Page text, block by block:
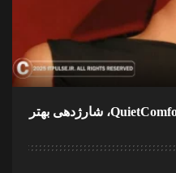
هدفون بوز QuietComfort Ultra 2: USB-C، شارژدهی بهتر